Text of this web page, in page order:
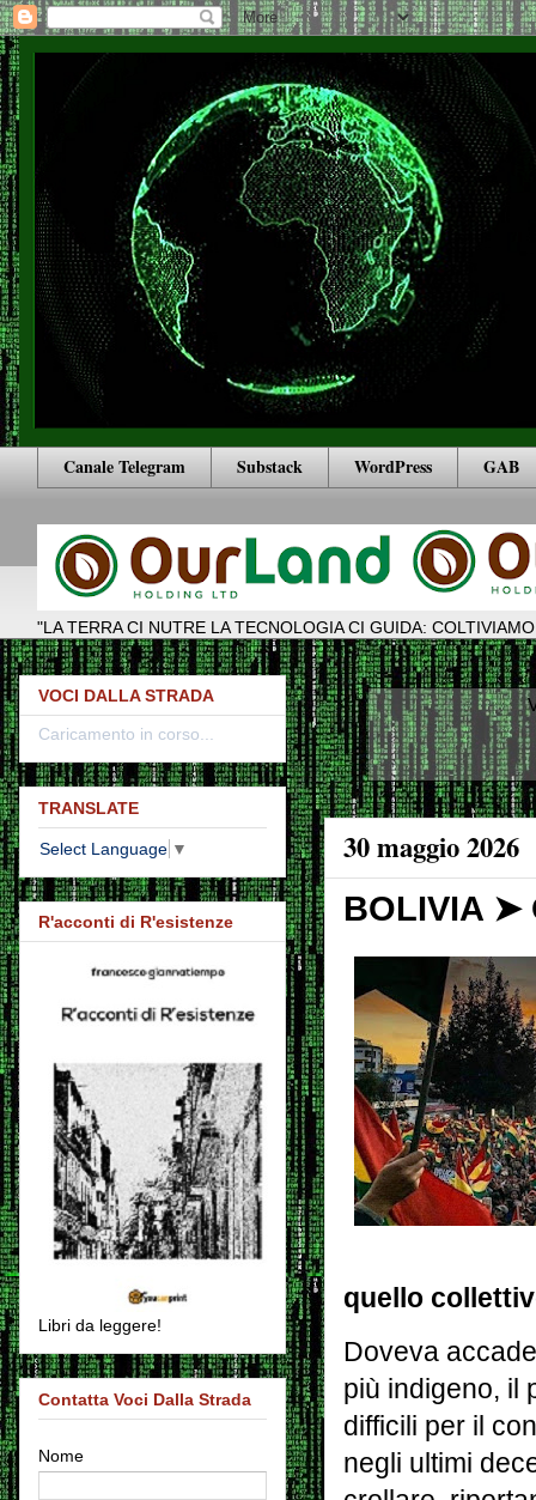
Canale Telegram Substack WordPress GAB
"LA TERRA CI NUTRE LA TECNOLOGIA CI GUIDA:
30 maggio 2026
BOLIVIA ➤
quello
Doveva
più indigeno, il
difficili per il
negli ultimi
VOCI DALLA STRADA
Caricamento in corso...
TRANSLATE
Select Language ▼
R'acconti di R'esistenze
Libri da leggere!
Contatta Voci Dalla Strada
Nome